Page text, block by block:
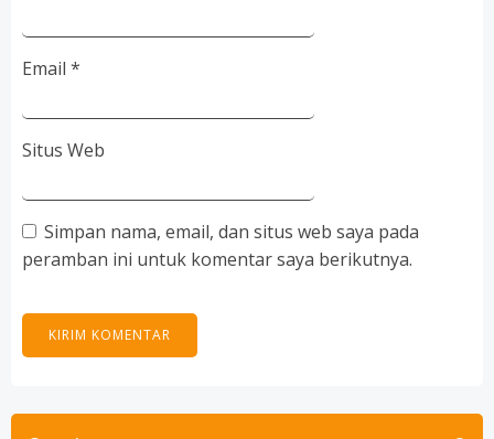
Email *
Situs Web
Simpan nama, email, dan situs web saya pada
peramban ini untuk komentar saya berikutnya.
Search